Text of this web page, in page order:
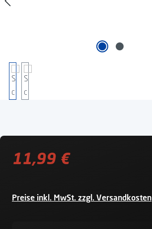
Regulärer Preis:
11,99 €
Preise inkl. MwSt. zzgl. Versandkosten